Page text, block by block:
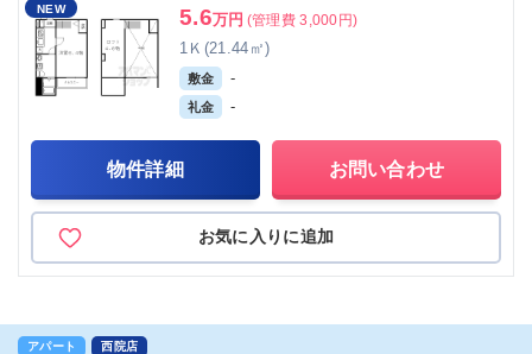
NEW 5.6万円 (管理費 3,000円)
1Ｋ(21.44㎡)
敷金 -
礼金 -
物件詳細 お問い合わせ
お気に入りに追加
アパート 西院店